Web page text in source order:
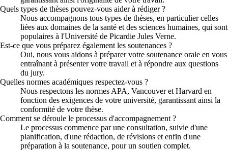
Quels types de thèses pouvez-vous aider à rédiger ?
Nous accompagnons tous types de thèses, en particulier celles
liées aux domaines de la santé et des sciences humaines, qui sont
populaires à l'Université de Picardie Jules Verne.
Est-ce que vous préparez également les soutenances ?
Oui, nous vous aidons à préparer votre soutenance orale en vous
entraînant à présenter votre travail et à répondre aux questions
du jury.
Quelles normes académiques respectez-vous ?
Nous respectons les normes APA, Vancouver et Harvard en
fonction des exigences de votre université, garantissant ainsi la
conformité de votre thèse.
Comment se déroule le processus d'accompagnement ?
Le processus commence par une consultation, suivie d'une
planification, d'une rédaction, de révisions et enfin d'une
préparation à la soutenance, pour un soutien complet.